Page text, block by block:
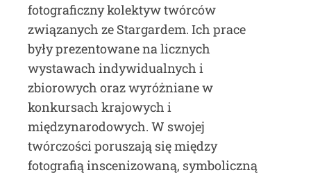
fotograficzny kolektyw twórców
związanych ze Stargardem. Ich prace
były prezentowane na licznych
wystawach indywidualnych i
zbiorowych oraz wyróżniane w
konkursach krajowych i
międzynarodowych. W swojej
twórczości poruszają się między
fotografią inscenizowaną, symboliczną